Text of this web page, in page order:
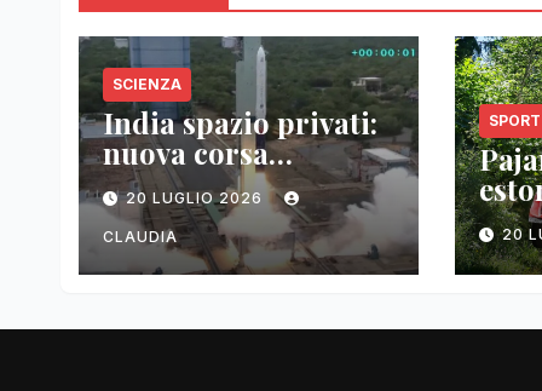
SCIENZA
India spazio privati:
nuova corsa
tecnologica
20 LUGLIO 2026
CLAUDIA
SPORT
20